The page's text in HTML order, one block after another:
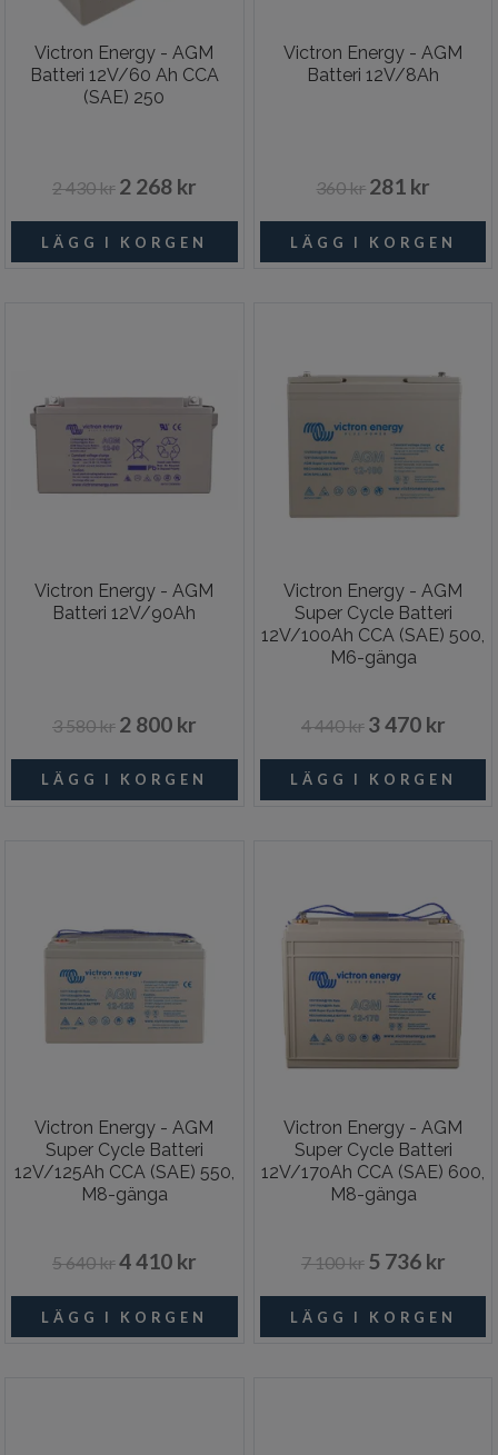
Victron Energy - AGM
Batteri 12V/60 Ah CCA
(SAE) 250
2 430 kr 2 268 kr
Victron Energy - AGM
Batteri 12V/8Ah
360 kr 281 kr
Victron Energy - AGM
Batteri 12V/90Ah
3 580 kr 2 800 kr
Victron Energy - AGM
Super Cycle Batteri
12V/100Ah CCA (SAE) 500,
M6-gänga
4 440 kr 3 470 kr
Victron Energy - AGM
Super Cycle Batteri
12V/125Ah CCA (SAE) 550,
M8-gänga
5 640 kr4 410 kr
Victron Energy - AGM
Super Cycle Batteri
12V/170Ah CCA (SAE) 600,
M8-gänga
7 100 kr 5 736 kr